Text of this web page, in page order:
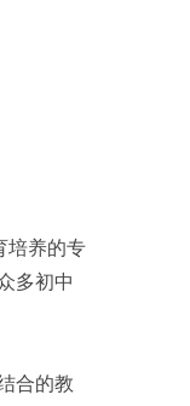
培养的专
多初中
合的教